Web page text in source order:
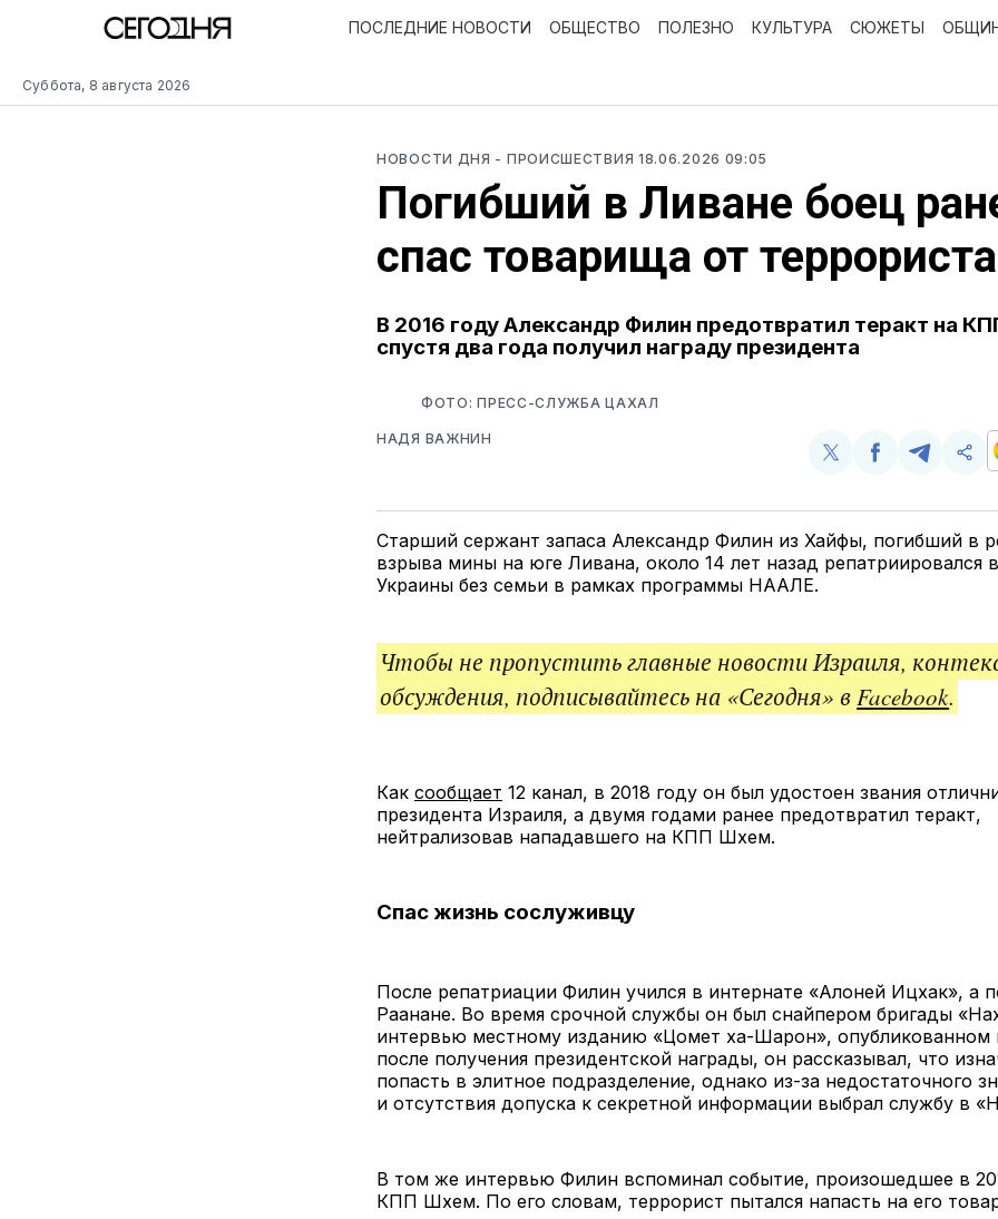
Суббота, 8 августа 2026
ПОСЛЕДНИЕ НОВОСТИ ОБЩЕСТВО ПОЛЕЗНО КУЛЬТУРА СЮЖЕТЫ
НОВОСТИ ДНЯ - ПРОИСШЕСТВИЯ 18.06.2026 09:05
Погибший в Ливане боец
спас товарища от террориста
В 2016 году Александр Филин предотвратил теракт на
спустя два года получил награду президента
ФОТО: ПРЕСС-СЛУЖБА ЦАХАЛ
НАДЯ ВАЖНИН
Поделиться
Twitter
Поделиться
FacebookTelegram
Старший сержант запаса Александр Филин из Хайфы, погибший в
взрыва мины на юге Ливана, около 14 лет назад репатриировался
Украины без семьи в рамках программы НААЛЕ.
Чтобы не пропустить главные новости Израиля,
обсуждения, подписывайтесь на «Сегодня» вFacebook.
Как сообщает 12 канал, в 2018 году он был удостоен звания
президента Израиля, а двумя годами ранее предотвратил теракт,
нейтрализовав нападавшего на КПП Шхем.
Спас жизнь сослуживцу
После репатриации Филин учился в интернате «Алоней Ицхак», а
Раанане. Во время срочной службы он был снайпером бригады
интервью местному изданию «Цомет ха-Шарон», опубликованном
после получения президентской награды, он рассказывал, что
попасть в элитное подразделение, однако из-за недостаточного
и отсутствия допуска к секретной информации выбрал службу в
В том же интервью Филин вспоминал событие, произошедшее в
КПП Шхем. По его словам, террорист пытался напасть на его